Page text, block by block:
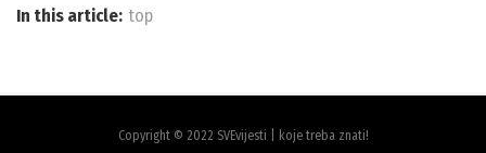
In this article: top
Copyright © 2022 SVEvijesti | koje treba znati!